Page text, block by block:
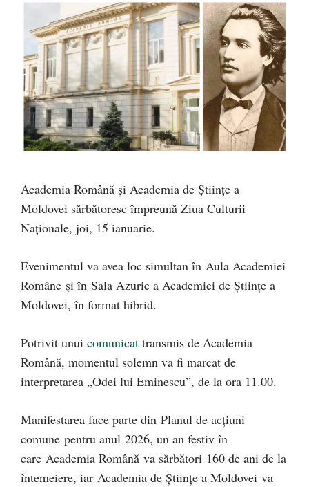
Academia Română și Academia de Ştiinţe a
Moldovei sărbătoresc împreună Ziua Culturii
Naționale, joi, 15 ianuarie.
Evenimentul va avea loc simultan în Aula Academiei
Române și în Sala Azurie a Academiei de Științe a
Moldovei, în format hibrid.
Potrivit unui comunicat transmis de Academia
Română, momentul solemn va fi marcat de
interpretarea „Odei lui Eminescu”, de la ora 11.00.
Manifestarea face parte din Planul de acțiuni
comune pentru anul 2026, un an festiv în
care Academia Română va sărbători 160 de ani de la
întemeiere, iar Academia de Științe a Moldovei va